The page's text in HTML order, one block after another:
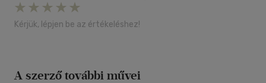
Kérjük, lépjen be az értékeléshez!
A szerző további művei